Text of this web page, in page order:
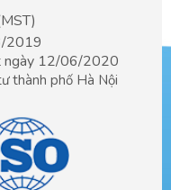
2019
ngày 12/06/2020
thành phố Hà Nội